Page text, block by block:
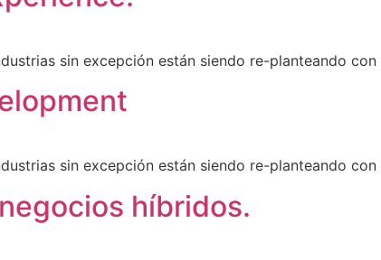
sin excepción están siendo re-planteando
sin excepción están siendo re-planteando
híbridos.